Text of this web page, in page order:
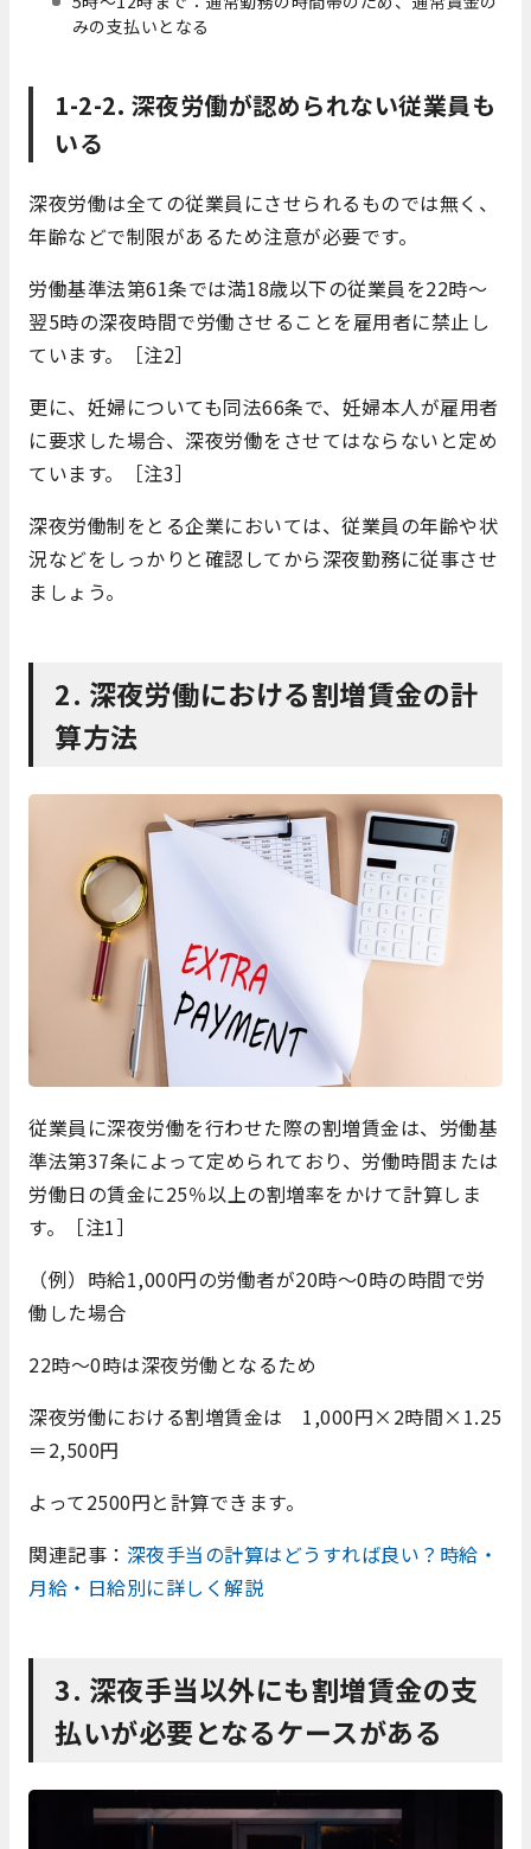
みの支払いとなる
1-2-2. 深夜労働が認められない従業員も
いる
深夜労働は全ての従業員にさせられるものでは無く、
年齢などで制限があるため注意が必要です。
労働基準法第61条では満18歳以下の従業員を22時〜
翌5時の深夜時間で労働させることを雇用者に禁止し
ています。［注2］
更に、妊婦についても同法66条で、妊婦本人が雇用者
に要求した場合、深夜労働をさせてはならないと定め
ています。［注3］
深夜労働制をとる企業においては、従業員の年齢や状
況などをしっかりと確認してから深夜勤務に従事させ
ましょう。
2. 深夜労働における割増賃金の計
算方法
従業員に深夜労働を行わせた際の割増賃金は、労働基
準法第37条によって定められており、労働時間または
労働日の賃金に25％以上の割増率をかけて計算しま
す。［注1］
（例）時給1,000円の労働者が20時～0時の時間で労
働した場合
22時～0時は深夜労働となるため
深夜労働における割増賃金は 1,000円×2時間×1.25
＝2,500円
よって2500円と計算できます。
関連記事： 深夜手当の計算はどうすれば良い？時給・
月給・日給別に詳しく解説
3. 深夜手当以外にも割増賃金の支
払いが必要となるケースがある